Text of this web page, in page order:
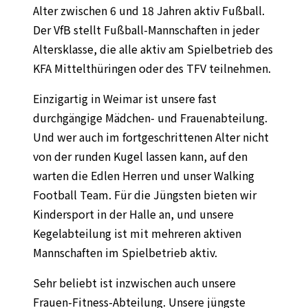
Alter zwischen 6 und 18 Jahren aktiv Fußball.
Der VfB stellt Fußball-Mannschaften in jeder
Altersklasse, die alle aktiv am Spielbetrieb des
KFA Mittelthüringen oder des TFV teilnehmen.
Einzigartig in Weimar ist unsere fast
durchgängige Mädchen- und Frauenabteilung.
Und wer auch im fortgeschrittenen Alter nicht
von der runden Kugel lassen kann, auf den
warten die Edlen Herren und unser Walking
Football Team. Für die Jüngsten bieten wir
Kindersport in der Halle an, und unsere
Kegelabteilung ist mit mehreren aktiven
Mannschaften im Spielbetrieb aktiv.
Sehr beliebt ist inzwischen auch unsere
Frauen-Fitness-Abteilung. Unsere jüngste